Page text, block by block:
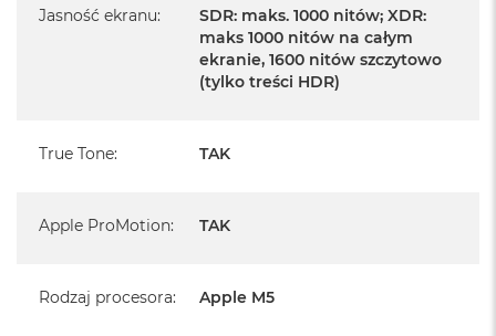
Posiada system operacyjny macOS w języku
polskim oraz polskie menu
Język polski wybieramy przy pierwszym uruchomieniu
Zawartość zestawu:
Jasność ekranu:
SDR: maks. 1000 nitów; XDR:
maks 1000 nitów na całym
ekranie, 1600 nitów szczytowo
(tylko treści HDR)
True Tone: TAK
Apple ProMotion: TAK
Rodzaj procesora: Apple M5